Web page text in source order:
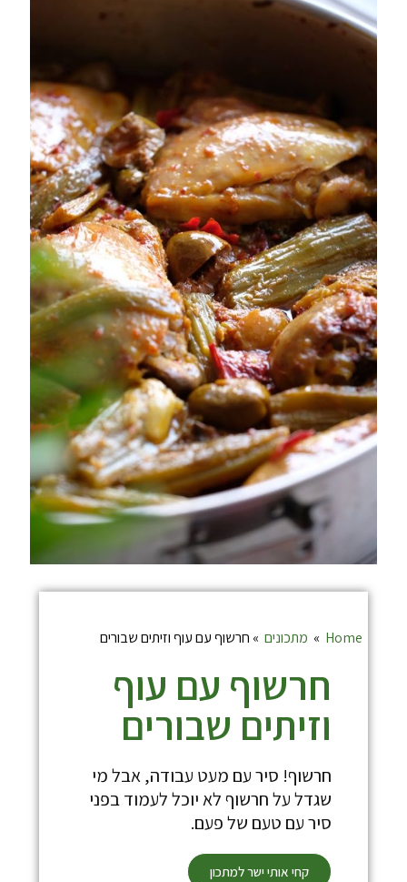
Home
» מתכונים » חרשוף עם עוף וזיתים שבורים
חרשוף עם עוף
וזיתים שבורים
חרשוף! סיר עם מעט עבודה, אבל מי
שגדל על חרשוף לא יוכל לעמוד בפני
סיר עם טעם של פעם.
קחי אותי ישר למתכון